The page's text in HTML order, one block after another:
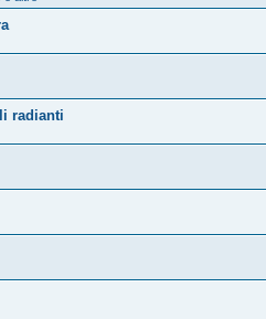
radianti